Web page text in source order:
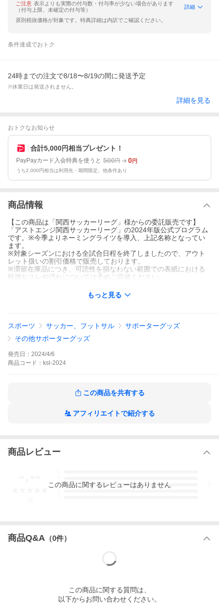
ご注意 表示よりも実際の付与数・付与率が少ない場合があります
（付与上限、未確定の付与等）
詳細
原則税抜価格が対象です。特典詳細は内訳でご確認ください。
条件達成でおトク
24時までの注文で8/18〜8/19の間に発送予定
※休業日は発送されません。
詳細を見る
おトクなお知らせ
合計5,000円相当プレゼント！
PayPayカード入会特典を使うと 500円 0円
うち2,000円相当は利用先・期間限定。他条件あり
商品情報
【この商品は「関西サッカーリーグ」様からの委託販売です】
「アストエンジ関西サッカーリーグ」の2024年版公式プログラム
です。※今季よりネーミングライツを導入、上記名称となってい
ます。
※対象シーズンにおける全試合日程を終了しましたので、アウト
レット扱いの割引価格で販売しております。
※滞留在庫品につき、可読性を損なわない範囲での表紙における
軽微なスレや汚れについては予めご容赦ください。
もっと見る
スポーツ サッカー、フットサル
サポーターグッズ
その他サポーターグッズ
発売日： 2024/4/6
商品 コード： ksl-2024
この商品を共有する
アフィリエイトで紹介する
商品レビュー
3
この商品に関するレビューはありません
商品Q&A （0件）
この商品に関する質問は、
以下からお問い合わせください。